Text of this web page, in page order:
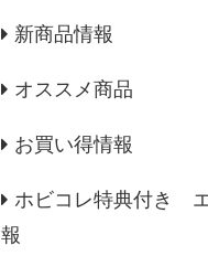
新商品情報
オススメ商品
お買い得情報
ホビコレ特典付き
報